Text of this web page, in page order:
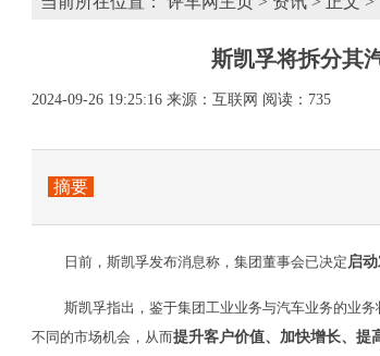
斯凯孚将拆分其
2024-09-26 19:25:16 来源：互联网 阅读：735
摘要
日前，斯凯孚发布消息称，集团董事会已决定启
斯凯孚指出，鉴于集团工业业务与汽车业务的业
不同的市场机会，从而提升客户价值、加快增长、提